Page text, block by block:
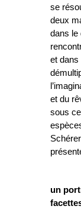
se
deux
dans le
et dans
et du
sous
un